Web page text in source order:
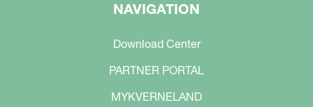
NAVIGATION
Download Center
PARTNER PORTAL
MYKVERNELAND